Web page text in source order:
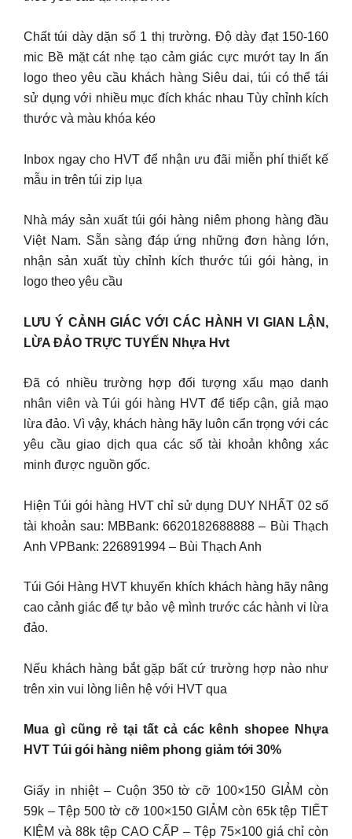
Chất túi dày dặn số 1 thị trường. Độ dày đạt 150-160
mic Bề mặt cát nhẹ tạo cảm giác cực mướt tay In ấn
logo theo yêu cầu khách hàng Siêu dai, túi có thể tái
sử dụng với nhiều mục đích khác nhau Tùy chỉnh kích
thước và màu khóa kéo
Inbox ngay cho HVT để nhận ưu đãi miễn phí thiết kế
mẫu in trên túi zip lụa
Nhà máy sản xuất túi gói hàng niêm phong hàng đầu
Việt Nam. Sẵn sàng đáp ứng những đơn hàng lớn,
nhận sản xuất tùy chỉnh kích thước túi gói hàng, in
logo theo yêu cầu
LƯU Ý CẢNH GIÁC VỚI CÁC HÀNH VI GIAN LẬN,
LỪA ĐẢO TRỰC TUYẾN Nhựa Hvt
Đã có nhiều trường hợp đối tượng xấu mạo danh
nhân viên và Túi gói hàng HVT để tiếp cận, giả mạo
lừa đảo. Vì vậy, khách hàng hãy luôn cẩn trọng với các
yêu cầu giao dịch qua các số tài khoản không xác
minh được nguồn gốc.
Hiện Túi gói hàng HVT chỉ sử dụng DUY NHẤT 02 số
tài khoản sau: MBBank: 6620182688888 – Bùi Thạch
Anh VPBank: 226891994 – Bùi Thạch Anh
Túi Gói Hàng HVT khuyến khích khách hàng hãy nâng
cao cảnh giác để tự bảo vệ mình trước các hành vi lừa
đảo.
Nếu khách hàng bắt gặp bất cứ trường hợp nào như
trên xin vui lòng liên hệ với HVT qua
Mua gì cũng rẻ tại tất cả các kênh shopee Nhựa
HVT Túi gói hàng niêm phong giảm tới 30%
Giấy in nhiệt – Cuộn 350 tờ cỡ 100×150 GIẢM còn
59k – Tệp 500 tờ cỡ 100×150 GIẢM còn 65k tệp TIẾT
KIỆM và 88k tệp CAO CẤP – Tệp 75×100 giá chỉ còn